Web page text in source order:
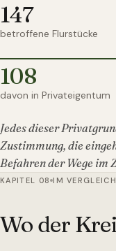
147
betroffene Flurstücke
108
davon in Privateigentum
Jedes dieser
Zustimmung, die
Befahren der Wege im
KAPITEL 08 IM
Wo der